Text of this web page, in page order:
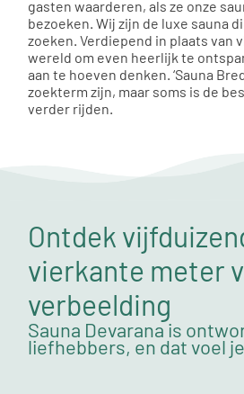
gasten waarderen, als ze onze
bezoeken. Wij zijn de luxe sauna
zoeken. Verdiepend in plaats van
wereld om even heerlijk te
aan te hoeven denken. ‘Sauna
zoekterm zijn, maar soms is de
verder rijden.
Ontdek
vierkante meter
verbeelding
Sauna Devarana is
liefhebbers, en dat voel je